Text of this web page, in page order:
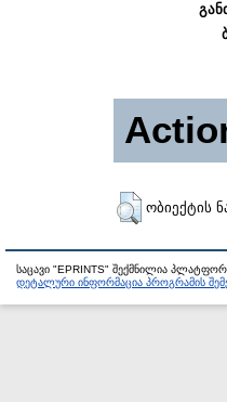
ობიექტის
საცავი "EPRINTS" შექმნილია
დეტალური ინფორმაცია პროგრამის